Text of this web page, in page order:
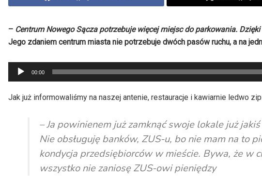
– Centrum Nowego Sącza potrzebuje więcej miejsc do parkowania.
Jego zdaniem centrum miasta nie potrzebuje dwóch pasów ruchu, a na
Odtwarzacz
plików
dźwiękowych
00:00
Jak już informowaliśmy na naszej antenie, restauracje i kawiarnie ledwo
– Ja powinienem już zamknąć swoje lokale już
Nie obsługuję banków, ZUS-u, bo nie mam na to
kondycja przedsiębiorców w mieście. Bywa, że w
wszystko nie zaniosę ZUS-owi pieniędzy